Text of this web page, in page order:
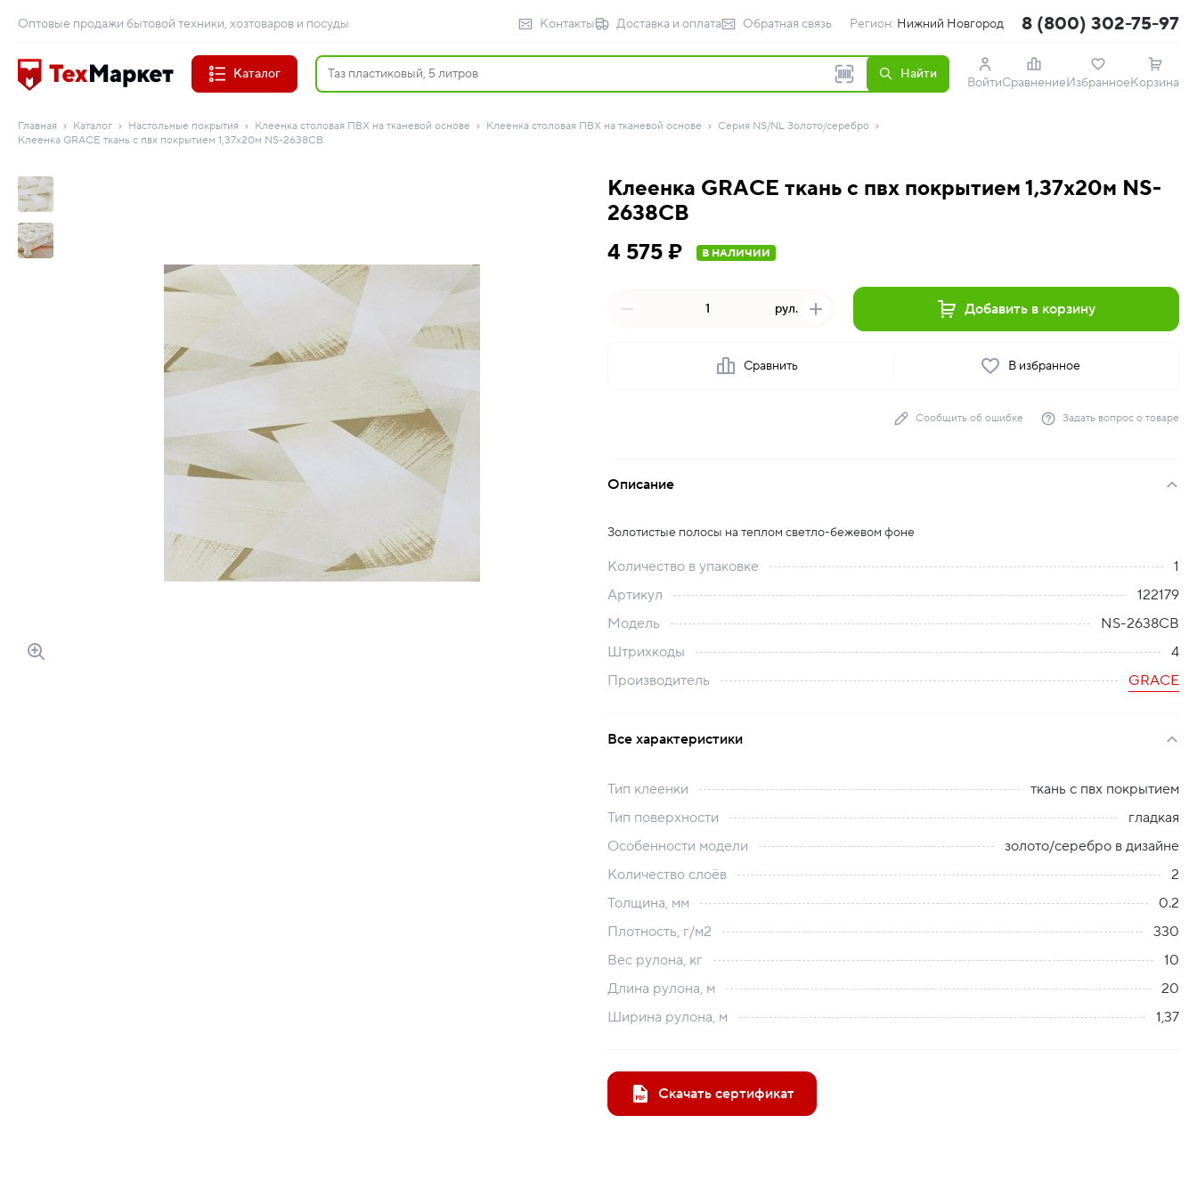
Оптовые продажи бытовой техники, хозтоваров и посуды Контакты Доставка и оплата Обратная связь Регион: Нижний Новгород 8 (800) 302-75-97
Каталог Найти
ВойтиСравнениеИзбранноеКорзина
Главная Каталог Настольные покрытия Клеенка столовая ПВХ на тканевой основе Клеенка столовая ПВХ на тканевой основе
Серия NS/NL Золото/серебро
Клеенка GRACE ткань с пвх покрытием 1,37х20м NS-2638CB
Клеенка GRACE ткань с пвх покрытием 1,37х20м NS-
2638CB
4 575 ₽
В НАЛИЧИИ
рул. Добавить в корзину
Сравнить В избранное
Сообщить об ошибке Задать вопрос о товаре
Описание
Золотистые полосы на теплом светло-бежевом фоне
Количество в упаковке
1
Артикул
122179
Модель
NS-2638CB
Штрихкоды
4
Производитель
GRACE
Все характеристики
Тип клеенки
ткань с пвх покрытием
Тип поверхности
гладкая
Особенности модели
золото/серебро в дизайне
Количество слоёв
2
Толщина, мм
0.2
Плотность, г/м2
330
Вес рулона, кг
10
Длина рулона, м
20
Ширина рулона, м
1,37
Скачать сертификат